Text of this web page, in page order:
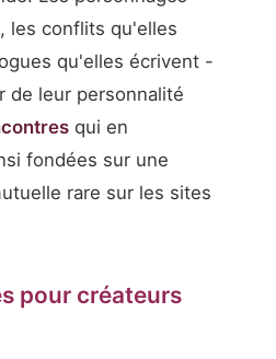
les conflits qu'elles
qu'elles écrivent -
de leur personnalité
qui en
fondées sur une
rare sur les sites
pour créateurs